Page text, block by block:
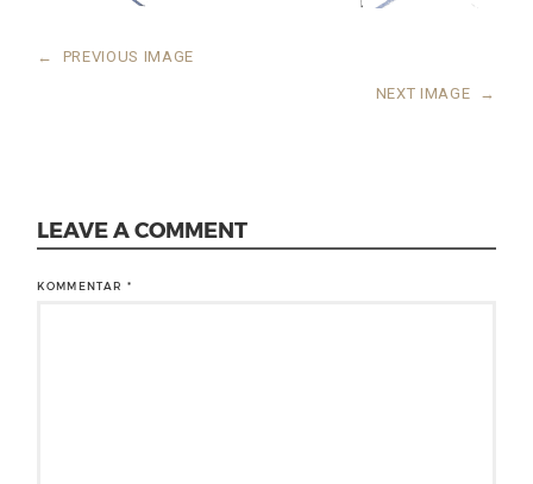
← PREVIOUS IMAGE
NEXT IMAGE →
LEAVE A COMMENT
KOMMENTAR *